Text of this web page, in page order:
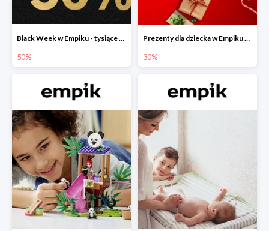
Black Week w Empiku - tysiące produktów do -50%
50%
Prezenty dla dziecka w Empiku do -30%
30%